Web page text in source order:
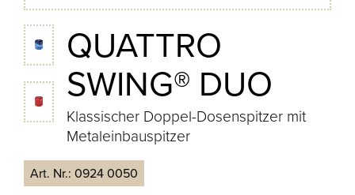
QUATTRO
SWING® DUO
Klassischer Doppel-Dosenspitzer mit
Metaleinbauspitzer
Art. Nr.:0924 0050